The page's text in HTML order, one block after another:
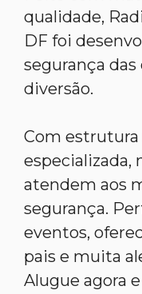
qualidade,
DF foi
segurança
diversão.
Com
especializada,
atendem aos
segurança.
eventos,
pais e muita
Alugue agora